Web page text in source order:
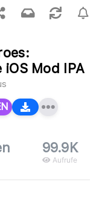
iOS Mod IPA
99.9K
Aufrufe